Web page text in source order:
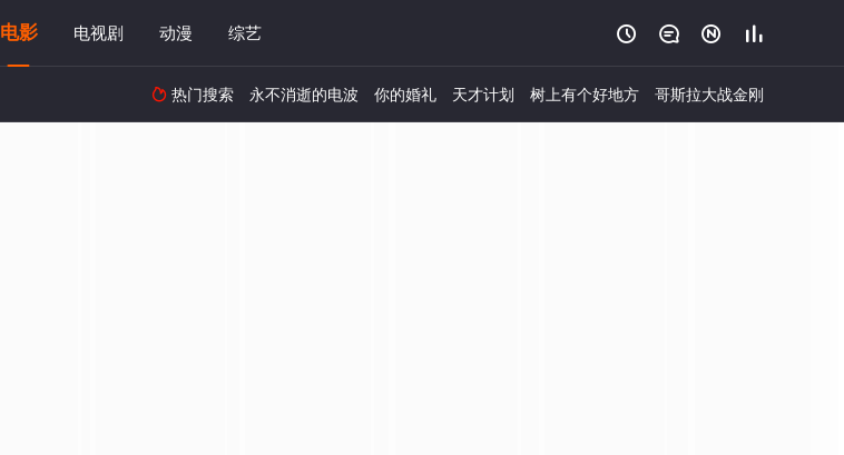
电影 电视剧 动漫 综艺    
 热门搜索 永不消逝的电波 你的婚礼 天才计划 树上有个好地方 哥斯拉大战金刚